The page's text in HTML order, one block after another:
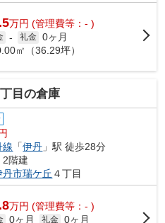
万円 (管理費等：- )
- 礼金 0ヶ月
㎡（36.29坪）
目の倉庫
線 「伊丹 」駅 徒歩28分
2階建
丹市瑞ケ丘 ４丁目
万円 (管理費等：- )
0ヶ月 礼金 0ヶ月